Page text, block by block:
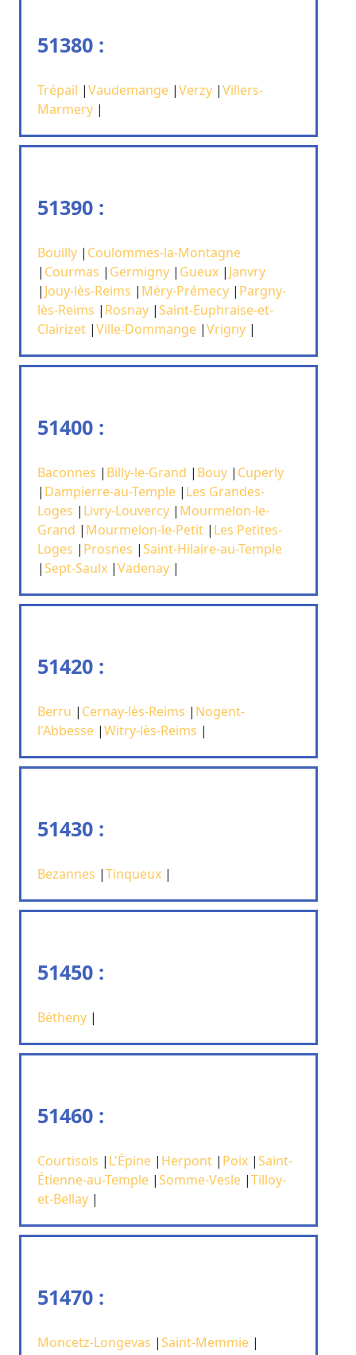
51380 :
Trépail |Vaudemange |Verzy |Villers-
Marmery |
51390 :
Bouilly | Coulommes-la-Montagne
| Courmas | Germigny | Gueux | Janvry
| Jouy-lès-Reims | Méry-Prémecy | Pargny-
lès-Reims | Rosnay |Saint-Euphraise-et-
Clairizet |Ville-Dommange |Vrigny |
51400 :
Baconnes | Billy-le-Grand | Bouy | Cuperly
| Dampierre-au-Temple | Les Grandes-
Loges | Livry-Louvercy | Mourmelon-le-
Grand | Mourmelon-le-Petit | Les Petites-
Loges | Prosnes |Saint-Hilaire-au-Temple
|Sept-Saulx |Vadenay |
51420 :
Berru | Cernay-lès-Reims | Nogent-
l'Abbesse |Witry-lès-Reims |
51430 :
Bezannes |Tinqueux |
51450 :
Bétheny |
51460 :
Courtisols | L'Épine | Herpont | Poix |Saint-
Étienne-au-Temple |Somme-Vesle |Tilloy-
et-Bellay |
51470 :
Moncetz-Longevas |Saint-Memmie |